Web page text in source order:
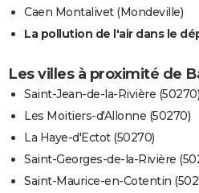
Caen Montalivet (Mondeville)
La pollution de l'air dans le
Les villes à proximité de
Saint-Jean-de-la-Rivière (50270)
Les Moitiers-d'Allonne (50270)
La Haye-d'Ectot (50270)
Saint-Georges-de-la-Rivière
Saint-Maurice-en-Cotentin